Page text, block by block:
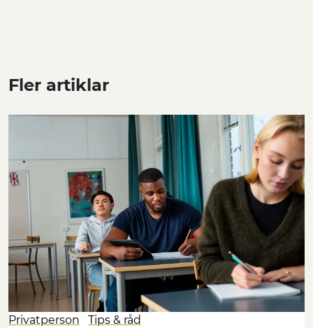
Fler artiklar
Privatperson Tips & råd